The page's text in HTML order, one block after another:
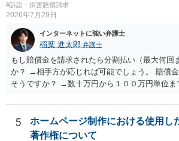
#訴訟・損害賠償請求
2026年7月29日
インターネットに強い弁護士
稲葉 進太郎 弁護士
もし賠償金を請求されたら分割払い（最大何回
か？ →相手方が応じれば可能でしょう。 賠償
そうですか？ →数十万円から１００万円単位ま
渉が行われ、双方合意に至れば支払が開始され
訟提起を選択すれば訴訟の中で解決がなされる
5
ホームページ制作における使用し
著作権について